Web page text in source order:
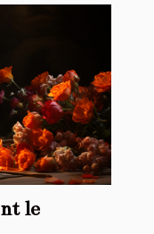
le